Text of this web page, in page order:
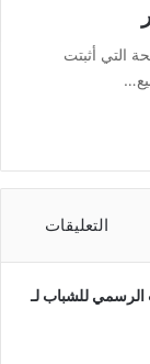
التي أثبتت
التعليقات
الرسمي للشباب لـ